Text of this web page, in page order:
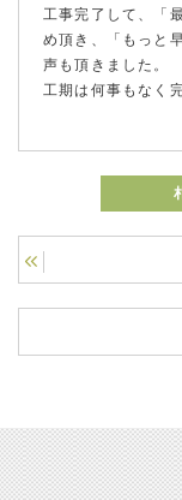
工事完了して、「
め頂き、「もっと
声も頂きました。
工期は何事もなく